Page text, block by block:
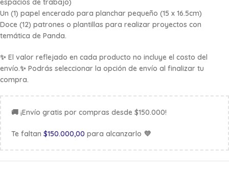
espacios de trabajo)
Un (1) papel encerado para planchar pequeño (15 x 16.5cm)
Doce (12) patrones o plantillas para realizar proyectos con
temática de Panda.
✨ El valor reflejado en cada producto no incluye el costo del
envío.✨ Podrás seleccionar la opción de envío al finalizar tu
compra.
🚚 ¡Envío gratis por compras desde $150.000!
Te faltan $150.000,00 para alcanzarlo 💜